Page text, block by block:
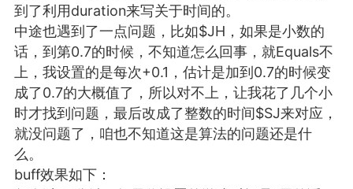
MOD下载 攻略教程 联机招募
大人
Lv.8
02-10 15:45
卖挂
禁止发布联机可用的作弊模组，
到了利用duration来写关于时间的。
中途也遇到了一点问题，比如$JH，如果是小数的
话，到第0.7的时候，不知道怎么回事，就Equals不
上，我设置的是每次+0.1，估计是加到0.7的时候变
成了0.7的大概值了，所以对不上，让我花了几个小
时才找到问题，最后改成了整数的时间$SJ来对应，
就没问题了，咱也不知道这是算法的问题还是什
么。
buff效果如下：